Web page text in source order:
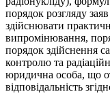
порядок розгляду
здійснювати
випромінювання,
порядок здійснення
контролю та
юридична особа, що
відповідальність